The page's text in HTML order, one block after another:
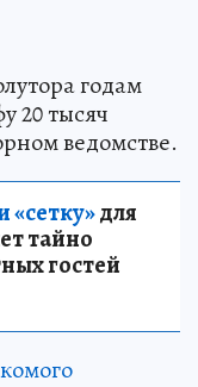
годам
20 тысяч
ведомстве.
для
тайно
гостей